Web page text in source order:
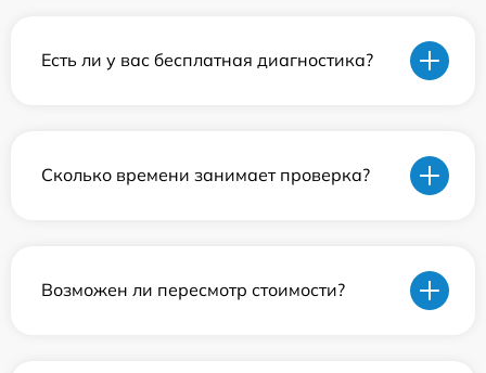
Есть ли у вас бесплатная диагностика?
Сколько времени занимает проверка?
Возможен ли пересмотр стоимости?